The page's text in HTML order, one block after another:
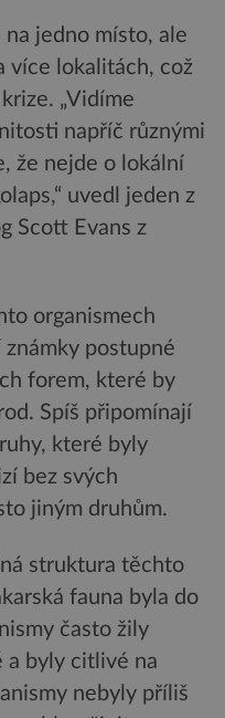
jedno místo, ale
více lokalitách, což
„Vidíme
napříč různými
že nejde o lokální
uvedl jeden z
Scott Evans z
organismech
postupné
forem, které by
Spíš připomínají
které byly
bez svých
jiným druhům.
struktura těchto
fauna byla do
často žily
a byly citlivé na
nebyly příliš